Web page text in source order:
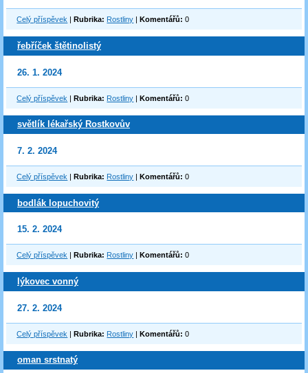
Celý příspěvek Rubrika: Rostliny Komentářů: 0
řebříček štětinolistý
26. 1. 2024
Celý příspěvek |Rubrika: Rostliny |Komentářů: 0
světlík lékařský Rostkovův
7. 2. 2024
Celý příspěvek |Rubrika: Rostliny |Komentářů: 0
bodlák lopuchovitý
15. 2. 2024
Celý příspěvek Rubrika: Rostliny Komentářů: 0
lýkovec vonný
27. 2. 2024
Celý příspěvek |Rubrika: Rostliny |Komentářů: 0
oman srstnatý